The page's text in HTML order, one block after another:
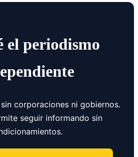
el periodismo
corporaciones ni gobiernos.
seguir informando sin